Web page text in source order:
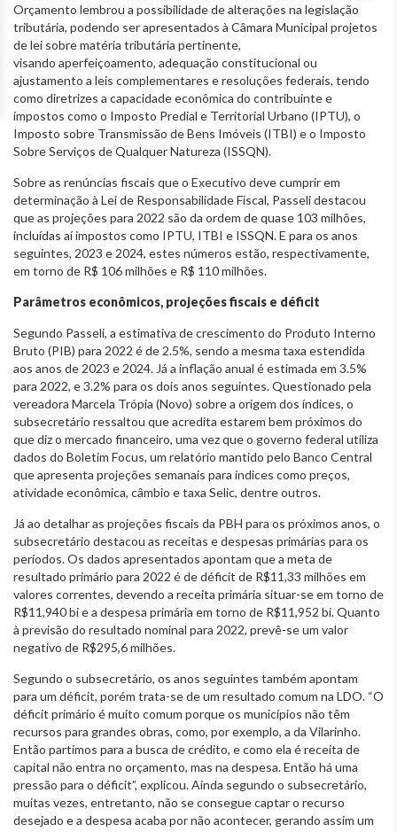
Orçamento lembrou a possibilidade de alterações na legislação
tributária, podendo ser apresentados à Câmara Municipal projetos
de lei sobre matéria tributária pertinente,
visando aperfeiçoamento, adequação constitucional ou
ajustamento a leis complementares e resoluções federais, tendo
como diretrizes a capacidade econômica do contribuinte e
impostos como o Imposto Predial e Territorial Urbano (IPTU), o
Imposto sobre Transmissão de Bens Imóveis (ITBI) e o Imposto
Sobre Serviços de Qualquer Natureza (ISSQN).
Sobre as renúncias fiscais que o Executivo deve cumprir em
determinação à Lei de Responsabilidade Fiscal, Passeli destacou
que as projeções para 2022 são da ordem de quase 103 milhões,
incluídas aí impostos como IPTU, ITBI e ISSQN. E para os anos
seguintes, 2023 e 2024, estes números estão, respectivamente,
em torno de R$ 106 milhões e R$ 110 milhões.
Parâmetros econômicos, projeções fiscais e déficit
Segundo Passeli, a estimativa de crescimento do Produto Interno
Bruto (PIB) para 2022 é de 2.5%, sendo a mesma taxa estendida
aos anos de 2023 e 2024. Já a inflação anual é estimada em 3.5%
para 2022, e 3.2% para os dois anos seguintes. Questionado pela
vereadora Marcela Trópia (Novo) sobre a origem dos índices, o
subsecretário ressaltou que acredita estarem bem próximos do
que diz o mercado financeiro, uma vez que o governo federal utiliza
dados do Boletim Focus, um relatório mantido pelo Banco Central
que apresenta projeções semanais para índices como preços,
atividade econômica, câmbio e taxa Selic, dentre outros.
Já ao detalhar as projeções fiscais da PBH para os próximos anos, o
subsecretário destacou as receitas e despesas primárias para os
períodos. Os dados apresentados apontam que a meta de
resultado primário para 2022 é de déficit de R$11,33 milhões em
valores correntes, devendo a receita primária situar-se em torno de
R$11,940 bi e a despesa primária em torno de R$11,952 bi. Quanto
à previsão do resultado nominal para 2022, prevê-se um valor
negativo de R$295,6 milhões.
Segundo o subsecretário, os anos seguintes também apontam
para um déficit, porém trata-se de um resultado comum na LDO. “O
déficit primário é muito comum porque os municípios não têm
recursos para grandes obras, como, por exemplo, a da Vilarinho.
Então partimos para a busca de crédito, e como ela é receita de
capital não entra no orçamento, mas na despesa. Então há uma
pressão para o déficit”, explicou. Ainda segundo o subsecretário,
muitas vezes, entretanto, não se consegue captar o recurso
desejado e a despesa acaba por não acontecer, gerando assim um